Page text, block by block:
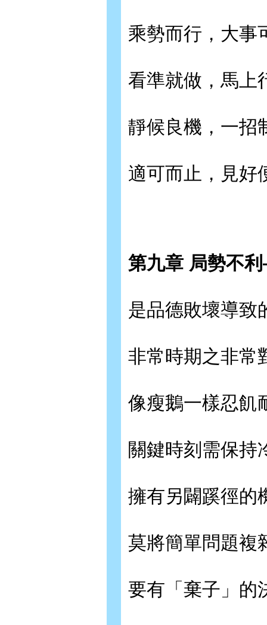
乘勢而行，大事
看準就做，馬上
靜候良機，一招
適可而止，見好
第九章 局勢不
是品德敗壞導致
非常時期之非常
像瘦鵝一樣忍飢
關鍵時刻需保持
擁有另闢蹊徑的
莫將簡單問題複
要有「棄子」的